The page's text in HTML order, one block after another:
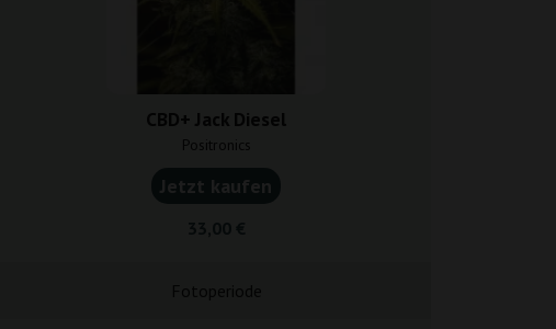
CBD+ Jack Diesel
Positronics
Jetzt kaufen